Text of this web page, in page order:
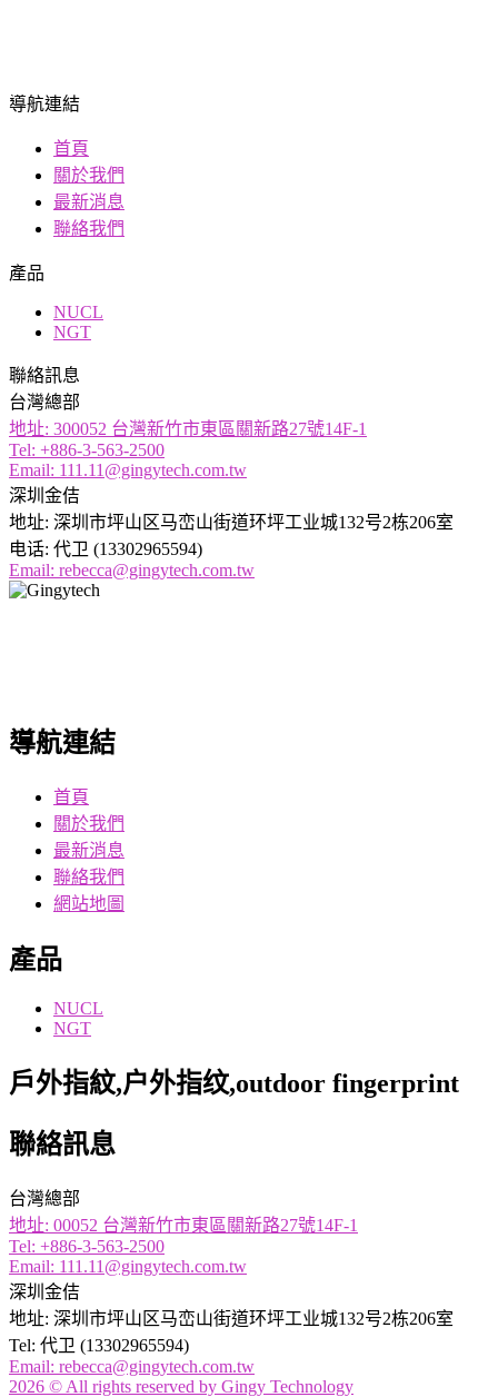
導航連結
首頁
關於我們
最新消息
聯絡我們
產品
NUCL
NGT
聯絡訊息
台灣總部
地址: 300052 台灣新竹市東區關新路27號14F-1
Tel: +886-3-563-2500
Email: 111.11@gingytech.com.tw
深圳金佶
地址: 深圳市坪山区马峦山街道环坪工业城132号2栋206室
电话: 代卫 (13302965594)
Email: rebecca@gingytech.com.tw
導航連結
首頁
關於我們
最新消息
聯絡我們
網站地圖
產品
NUCL
NGT
戶外指紋,户外指纹,outdoor fingerprint
聯絡訊息
台灣總部
地址: 00052 台灣新竹市東區關新路27號14F-1
Tel: +886-3-563-2500​
Email: 111.11@gingytech.com.tw
深圳金佶
地址: 深圳市坪山区马峦山街道环坪工业城132号2栋206室
Tel: 代卫 (13302965594)
Email: rebecca@gingytech.com.tw
2026 © All rights reserved by Gingy Technology